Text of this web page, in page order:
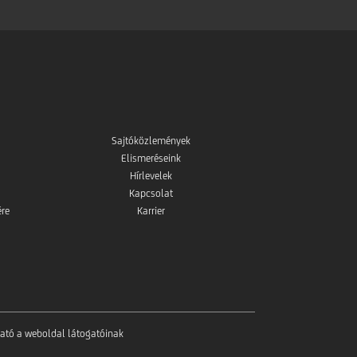
Sajtóközlemények
Elismeréseink
Hírlevelek
Kapcsolat
Karrier
a weboldal látogatóinak